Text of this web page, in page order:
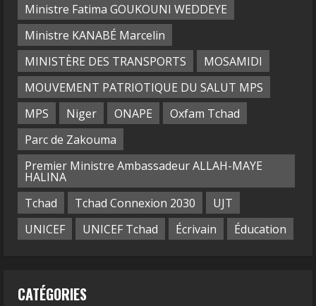
Ministre Fatima GOUKOUNI WEDDEYE
Ministre KANABÉ Marcelin
MINISTÈRE DES TRANSPORTS
MOSAMIDI
MOUVEMENT PATRIOTIQUE DU SALUT MPS
MPS
Niger ONAPE
Oxfam Tchad
Parc de Zakouma
Premier Ministre Ambassadeur ALLAH-MAYE
HALINA
Tchad
Tchad Connexion 2030
UJT
UNICEF
UNICEF Tchad Écrivain Éducation
CATÉGORIES